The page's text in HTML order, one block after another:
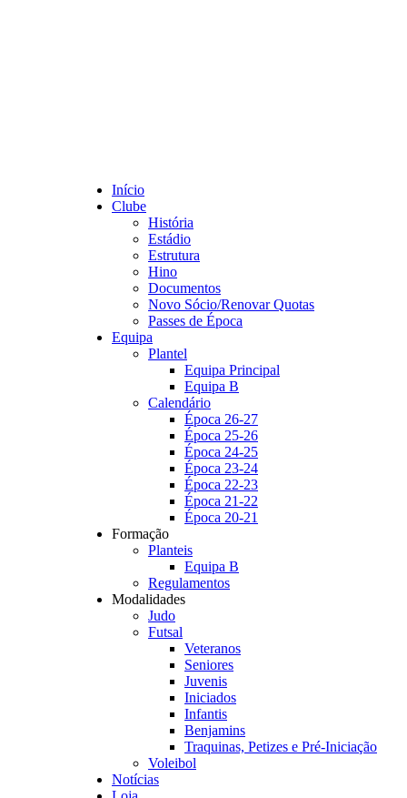
Início
Clube
História
Estádio
Estrutura
Hino
Documentos
Novo Sócio/Renovar Quotas
Passes de Época
Equipa
Plantel
Equipa Principal
Equipa B
Calendário
Época 26-27
Época 25-26
Época 24-25
Época 23-24
Época 22-23
Época 21-22
Época 20-21
Formação
Planteis
Equipa B
Regulamentos
Modalidades
Judo
Futsal
Veteranos
Seniores
Juvenis
Iniciados
Infantis
Benjamins
Traquinas, Petizes e Pré-Iniciação
Voleibol
Notícias